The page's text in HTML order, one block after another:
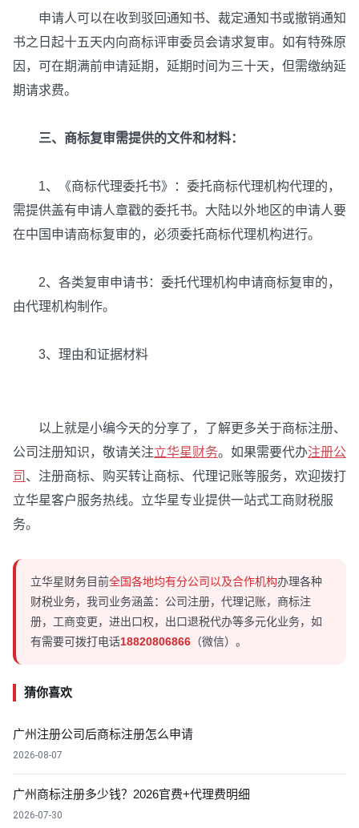
申请人可以在收到驳回通知书、裁定通知书或撤销通知
书之日起十五天内向商标评审委员会请求复审。如有特殊原
因，可在期满前申请延期，延期时间为三十天，但需缴纳延
期请求费。
三、商标复审需提供的文件和材料：
1、《商标代理委托书》：委托商标代理机构代理的，
需提供盖有申请人章戳的委托书。大陆以外地区的申请人要
在中国申请商标复审的，必须委托商标代理机构进行。
2、各类复审申请书：委托代理机构申请商标复审的，
由代理机构制作。
3、理由和证据材料
以上就是小编今天的分享了，了解更多关于商标注册、
公司注册知识，敬请关注立华星财务。如果需要代办注册公
司 、注册商标、购买转让商标、代理记账等服务，欢迎拨打
立华星客户服务热线。立华星专业提供一站式工商财税服
务。
立华星财务目前全国各地均有分公司以及合作机构办理各种
财税业务，我司业务涵盖：公司注册，代理记账，商标注
册，工商变更，进出口权，出口退税代办等多元化业务，如
有需要可拨打电话18820806866 （微信）。
猜你喜欢
广州注册公司后商标注册怎么申请
2026-08-07
广州商标注册多少钱？2026官费+代理费明细
2026-07-30